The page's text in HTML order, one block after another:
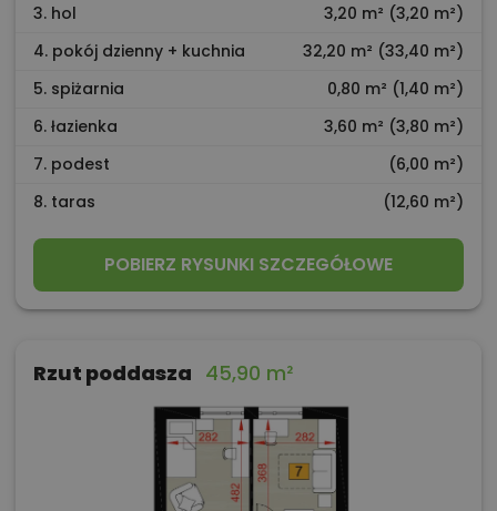
3. hol
3,20 m² (3,20 m²)
4. pokój dzienny + kuchnia
32,20 m² (33,40 m²)
5. spiżarnia
0,80 m² (1,40 m²)
6. łazienka
3,60 m² (3,80 m²)
7. podest
(6,00 m²)
8. taras
(12,60 m²)
POBIERZ RYSUNKI SZCZEGÓŁOWE
Rzut poddasza 45,90 m²